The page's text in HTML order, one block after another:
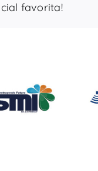
favorita!